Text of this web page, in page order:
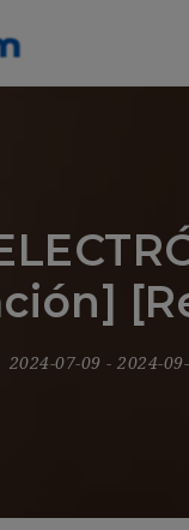
2024-07-09 - 2024-